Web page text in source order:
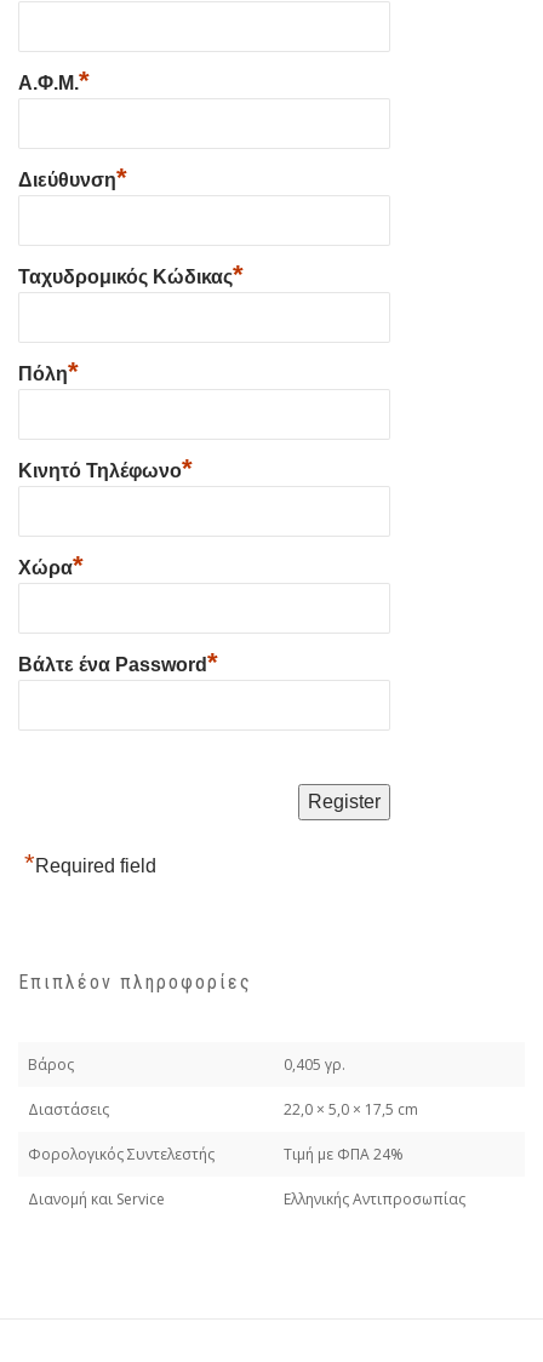
Α.Φ.Μ.*
Διεύθυνση*
Ταχυδρομικός Κώδικας*
Πόλη*
Κινητό Τηλέφωνο*
Χώρα*
Βάλτε ένα Password*
*Required field
Επιπλέον πληροφορίες
Βάρος 0,405 γρ.
Διαστάσεις 22,0 × 5,0 × 17,5 cm
Φορολογικός Συντελεστής Τιμή με ΦΠΑ 24%
Διανομή και Service Ελληνικής Αντιπροσωπίας